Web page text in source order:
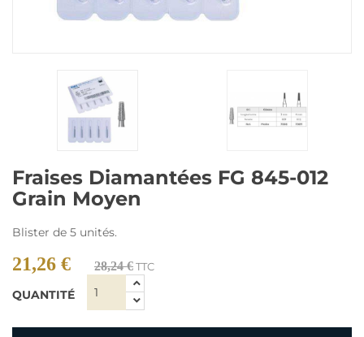
Fraises Diamantées FG 845-012
Grain Moyen
Blister de 5 unités.
21,26 € 28,24 €TTC
QUANTITÉ